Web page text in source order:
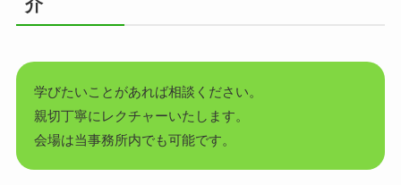
介
学びたいことがあれば相談ください。
親切丁寧にレクチャーいたします。
会場は当事務所内でも可能です。